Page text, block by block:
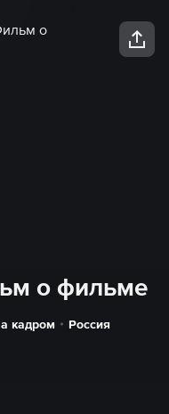
о фильме
кадром Россия